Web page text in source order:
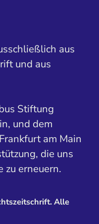
aus
und aus
Stiftung
und dem
am Main
die uns
zu erneuern.
Alle